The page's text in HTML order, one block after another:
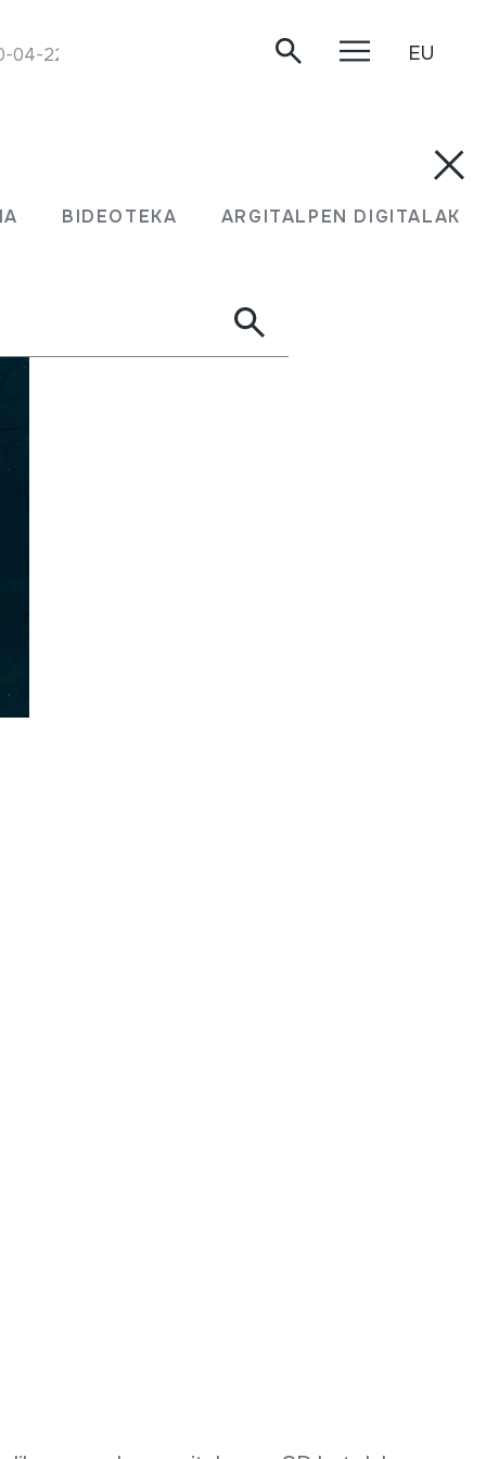
BIDEOTEKA ARGITALPEN DIGITALAK
04-22. EU